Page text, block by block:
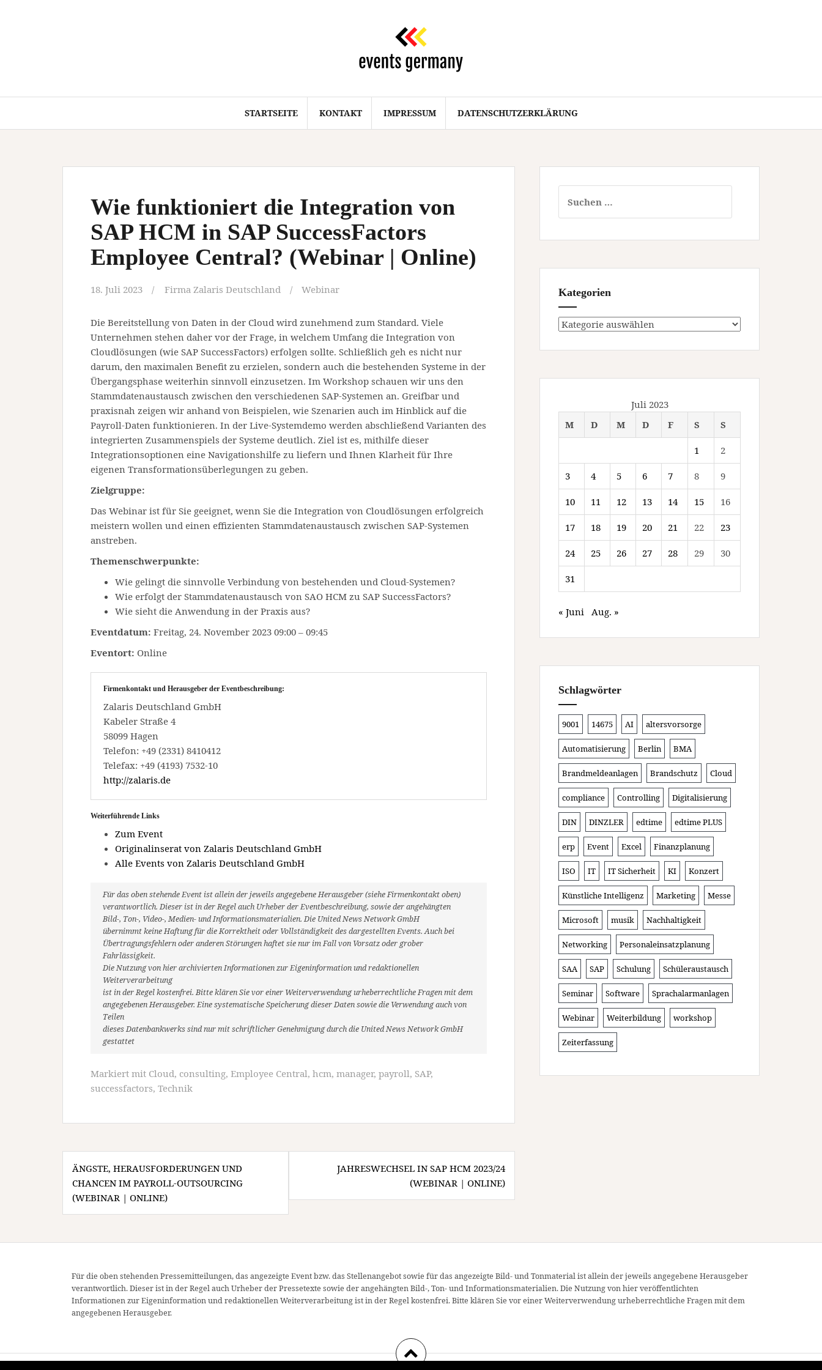
STARTSEITE KONTAKT IMPRESSUM DATENSCHUTZERKLÄRUNG
Wie funktioniert die Integration von
SAP HCM in SAP SuccessFactors
Employee Central? (Webinar | Online)
18. Juli 2023 Firma Zalaris Deutschland Webinar
Die Bereitstellung von Daten in der Cloud wird zunehmend zum Standard. Viele
Unternehmen stehen daher vor der Frage, in welchem Umfang die Integration von
Cloudlösungen (wie SAP SuccessFactors) erfolgen sollte. Schließlich geh es nicht nur
darum, den maximalen Benefit zu erzielen, sondern auch die bestehenden Systeme in der
Übergangsphase weiterhin sinnvoll einzusetzen. Im Workshop schauen wir uns den
Stammdatenaustausch zwischen den verschiedenen SAP-Systemen an. Greifbar und
praxisnah zeigen wir anhand von Beispielen, wie Szenarien auch im Hinblick auf die
Payroll-Daten funktionieren. In der Live-Systemdemo werden abschließend Varianten des
integrierten Zusammenspiels der Systeme deutlich. Ziel ist es, mithilfe dieser
Integrationsoptionen eine Navigationshilfe zu liefern und Ihnen Klarheit für Ihre
eigenen Transformationsüberlegungen zu geben.
Zielgruppe:
Das Webinar ist für Sie geeignet, wenn Sie die Integration von Cloudlösungen erfolgreich
meistern wollen und einen effizienten Stammdatenaustausch zwischen SAP-Systemen
anstreben.
Themenschwerpunkte:
Wie gelingt die sinnvolle Verbindung von bestehenden und Cloud-Systemen?
Wie erfolgt der Stammdatenaustausch von SAO HCM zu SAP SuccessFactors?
Wie sieht die Anwendung in der Praxis aus?
Eventdatum: Freitag, 24. November 2023 09:00 – 09:45
Eventort: Online
Firmenkontakt und Herausgeber der Eventbeschreibung:
Zalaris Deutschland GmbH
Kabeler Straße 4
58099 Hagen
Telefon: +49 (2331) 8410412
Telefax: +49 (4193) 7532-10
http://zalaris.de
Weiterführende Links
Zum Event
Originalinserat von Zalaris Deutschland GmbH
Alle Events von Zalaris Deutschland GmbH
Für das oben stehende Event ist allein der jeweils angegebene Herausgeber (siehe Firmenkontakt oben)
verantwortlich. Dieser ist in der Regel auch Urheber der Eventbeschreibung, sowie der angehängten
Bild-, Ton-, Video-, Medien- und Informationsmaterialien. Die United News Network GmbH
übernimmt keine Haftung für die Korrektheit oder Vollständigkeit des dargestellten Events. Auch bei
Übertragungsfehlern oder anderen Störungen haftet sie nur im Fall von Vorsatz oder grober
Fahrlässigkeit.
Die Nutzung von hier archivierten Informationen zur Eigeninformation und redaktionellen
Weiterverarbeitung
ist in der Regel kostenfrei. Bitte klären Sie vor einer Weiterverwendung urheberrechtliche Fragen mit dem
angegebenen Herausgeber. Eine systematische Speicherung dieser Daten sowie die Verwendung auch von
Teilen
dieses Datenbankwerks sind nur mit schriftlicher Genehmigung durch die United News Network GmbH
gestattet
Markiert mit Cloud, consulting, Employee Central, hcm, manager, payroll, SAP,
successfactors, Technik
Beitragsnavigation
ÄNGSTE, HERAUSFORDERUNGEN UND
CHANCEN IM PAYROLL-OUTSOURCING
(WEBINAR | ONLINE)
JAHRESWECHSEL IN SAP HCM 2023/24
(WEBINAR | ONLINE)
nach:
Kategorien
Kategorien
Juli 2023
M
D M D F S S
1 2
3 4 5 6 7 8 9
10 11 12 13 14 15 16
17 18 19 20 21 22 23
24 25 26 27 28 29 30
31
« Juni Aug. »
Schlagwörter
9001 14675 AI altersvorsorge
Automatisierung Berlin BMA
Brandmeldeanlagen Brandschutz Cloud
compliance Controlling Digitalisierung
DIN DINZLER edtime edtime PLUS
erp Event Excel Finanzplanung
ISO IT IT Sicherheit KI Konzert
Künstliche Intelligenz Marketing Messe
Microsoft musik Nachhaltigkeit
Networking Personaleinsatzplanung
SAA SAP Schulung Schüleraustausch
Seminar Software Sprachalarmanlagen
Webinar Weiterbildung workshop
Zeiterfassung
Für die oben stehenden Pressemitteilungen, das angezeigte Event bzw. das Stellenangebot sowie für das angezeigte Bild- und Tonmaterial ist allein der jeweils angegebene Herausgeber
verantwortlich. Dieser ist in der Regel auch Urheber der Pressetexte sowie der angehängten Bild-, Ton- und Informationsmaterialien. Die Nutzung von hier veröffentlichten
Informationen zur Eigeninformation und redaktionellen Weiterverarbeitung ist in der Regel kostenfrei. Bitte klären Sie vor einer Weiterverwendung urheberrechtliche Fragen mit dem
angegebenen Herausgeber.